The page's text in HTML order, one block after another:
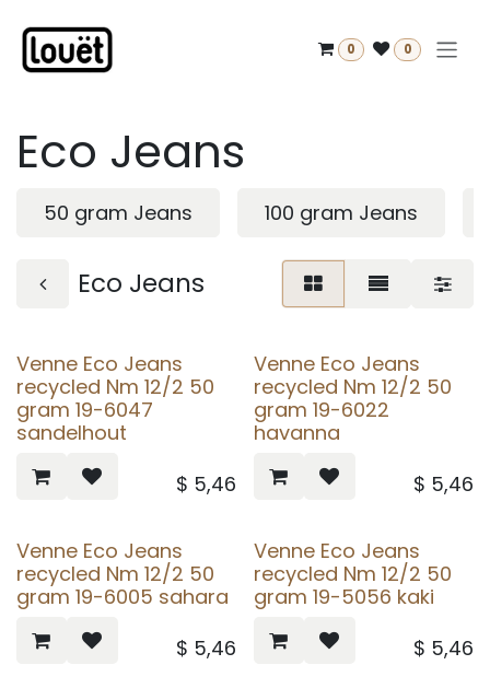
0 0
Eco Jeans
50 gram Jeans 100 gram Jeans
Eco Jeans
Venne Eco Jeans
recycled Nm 12/2 50
gram 19-6047
sandelhout
$ 5,46
Venne Eco Jeans
recycled Nm 12/2 50
gram 19-6022
havanna
$ 5,46
Venne Eco Jeans
recycled Nm 12/2 50
gram 19-6005 sahara
$ 5,46
Venne Eco Jeans
recycled Nm 12/2 50
gram 19-5056 kaki
$ 5,46